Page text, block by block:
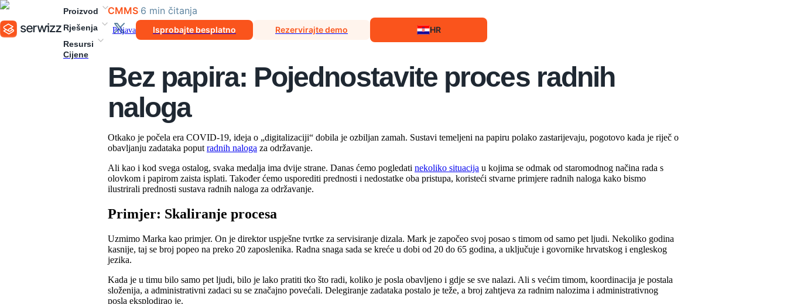
Proizvod
Rješenja
Resursi
Cijene
Prijava Isprobajte besplatno Rezervirajte demo HR
CMMS·6 min čitanja
Bez papira: Pojednostavite proces radnih
naloga
Otkako je počela era COVID-19, ideja o „digitalizaciji“ dobila je ozbiljan zamah. Sustavi temeljeni na papiru polako zastarijevaju, pogotovo kada je riječ o
obavljanju zadataka poput radnih naloga za održavanje.
Ali kao i kod svega ostalog, svaka medalja ima dvije strane. Danas ćemo pogledati nekoliko situacija u kojima se odmak od staromodnog načina rada s
olovkom i papirom zaista isplati. Također ćemo usporediti prednosti i nedostatke oba pristupa, koristeći stvarne primjere radnih naloga kako bismo
ilustrirali prednosti sustava radnih naloga za održavanje.
Primjer: Skaliranje procesa
Uzmimo Marka kao primjer. On je direktor uspješne tvrtke za servisiranje dizala. Mark je započeo svoj posao s timom od samo pet ljudi. Nekoliko godina
kasnije, taj se broj popeo na preko 20 zaposlenika. Radna snaga sada se kreće u dobi od 20 do 65 godina, a uključuje i govornike hrvatskog i engleskog
jezika.
Kada je u timu bilo samo pet ljudi, bilo je lako pratiti tko što radi, koliko je posla obavljeno i gdje se sve nalazi. Ali s većim timom, koordinacija je postala
složenija, a administrativni zadaci su se značajno povećali. Delegiranje zadataka postalo je teže, a broj zahtjeva za radnim nalozima i administrativnog
posla eksplodirao je.